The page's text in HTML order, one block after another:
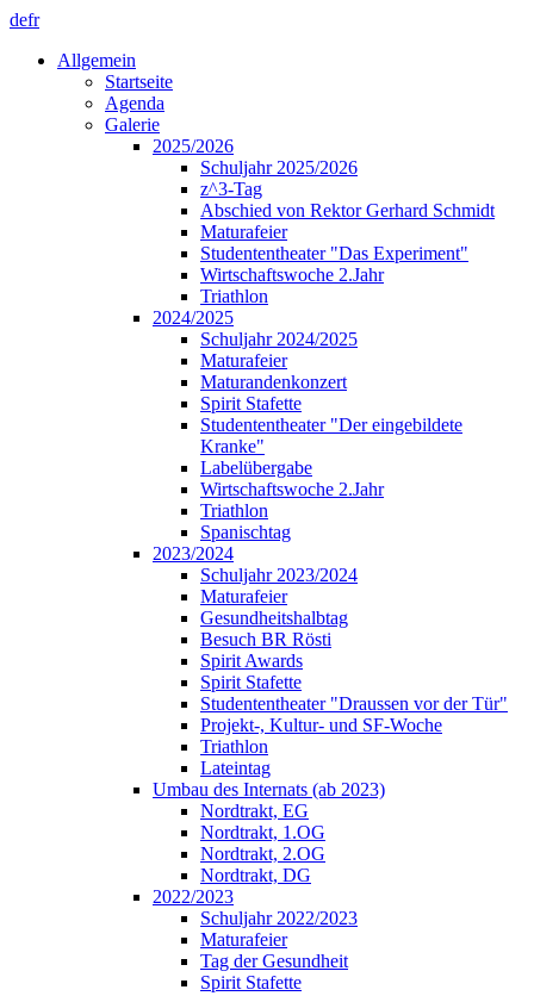
defr
Allgemein
Startseite
Agenda
Galerie
2025/2026
Schuljahr 2025/2026
z^3-Tag
Abschied von Rektor Gerhard Schmidt
Maturafeier
Studententheater "Das Experiment"
Wirtschaftswoche 2.Jahr
Triathlon
2024/2025
Schuljahr 2024/2025
Maturafeier
Maturandenkonzert
Spirit Stafette
Studententheater "Der eingebildete
Kranke"
Labelübergabe
Wirtschaftswoche 2.Jahr
Triathlon
Spanischtag
2023/2024
Schuljahr 2023/2024
Maturafeier
Gesundheitshalbtag
Besuch BR Rösti
Spirit Awards
Spirit Stafette
Studententheater "Draussen vor der Tür"
Projekt-, Kultur- und SF-Woche
Triathlon
Lateintag
Umbau des Internats (ab 2023)
Nordtrakt, EG
Nordtrakt, 1.OG
Nordtrakt, 2.OG
Nordtrakt, DG
2022/2023
Schuljahr 2022/2023
Maturafeier
Tag der Gesundheit
Spirit Stafette